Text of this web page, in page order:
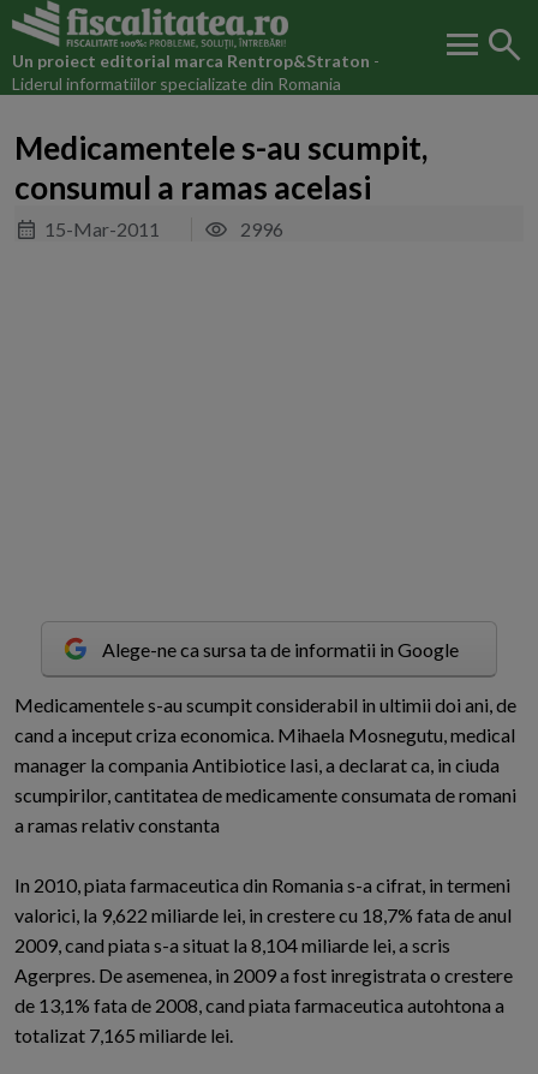
Un proiect editorial marca Rentrop&Straton -
Liderul informatiilor specializate din Romania
menu search
Medicamentele s-au scumpit,
consumul a ramas acelasi
15-Mar-2011 2996
Alege-ne ca sursa ta de informatii in Google
Medicamentele s-au scumpit considerabil in ultimii doi ani, de
cand a inceput criza economica. Mihaela Mosnegutu, medical
manager la compania Antibiotice Iasi, a declarat ca, in ciuda
scumpirilor, cantitatea de medicamente consumata de romani
a ramas relativ constanta
In 2010, piata farmaceutica din Romania s-a cifrat, in termeni
valorici, la 9,622 miliarde lei, in crestere cu 18,7% fata de anul
2009, cand piata s-a situat la 8,104 miliarde lei, a scris
Agerpres. De asemenea, in 2009 a fost inregistrata o crestere
de 13,1% fata de 2008, cand piata farmaceutica autohtona a
totalizat 7,165 miliarde lei.